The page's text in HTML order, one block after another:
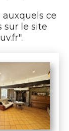
auxquels ce
sur le site